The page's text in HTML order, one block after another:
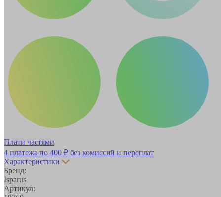
Плати частями
4 платежа по 400 ₽ без комиссий и переплат
Характеристики
Бренд:
Isparus
Артикул: